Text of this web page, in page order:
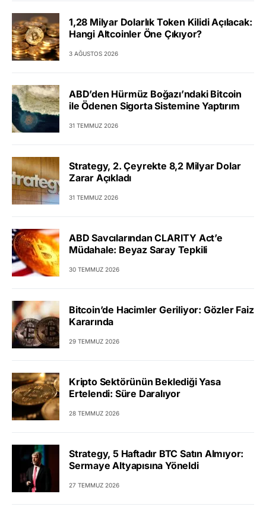
1,28 Milyar Dolarlık Token Kilidi Açılacak:
Hangi Altcoinler Öne Çıkıyor?
3 AĞUSTOS 2026
ABD’den Hürmüz Boğazı’ndaki Bitcoin
ile Ödenen Sigorta Sistemine Yaptırım
31 TEMMUZ 2026
Strategy, 2. Çeyrekte 8,2 Milyar Dolar
Zarar Açıkladı
31 TEMMUZ 2026
ABD Savcılarından CLARITY Act’e
Müdahale: Beyaz Saray Tepkili
30 TEMMUZ 2026
Bitcoin’de Hacimler Geriliyor: Gözler Faiz
Kararında
29 TEMMUZ 2026
Kripto Sektörünün Beklediği Yasa
Ertelendi: Süre Daralıyor
28 TEMMUZ 2026
Strategy, 5 Haftadır BTC Satın Almıyor:
Sermaye Altyapısına Yöneldi
27 TEMMUZ 2026